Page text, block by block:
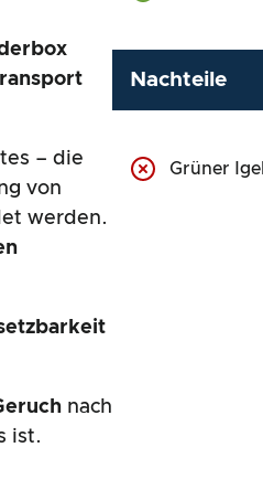
– die
von
werden.
nach
ist.
Nachteile
Grüner